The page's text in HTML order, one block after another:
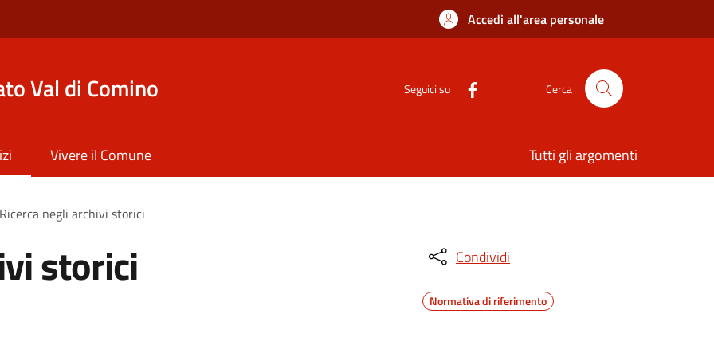
Accedi all'area personale
Val di Comino Seguici su Cerca
Vivere il Comune Tutti gli argomenti
Ricerca negli archivi storici
storici Condividi
Normativa di riferimento